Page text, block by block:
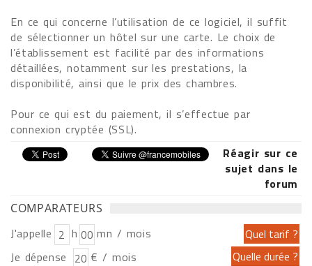
En ce qui concerne l’utilisation de ce logiciel, il suffit
de sélectionner un hôtel sur une carte. Le choix de
l’établissement est facilité par des informations
détaillées, notamment sur les prestations, la
disponibilité, ainsi que le prix des chambres.
Pour ce qui est du paiement, il s’effectue par
connexion cryptée (SSL).
Réagir sur ce
sujet dans le
forum
COMPARATEURS
J'appelle h
mn / mois
Je dépense
€ / mois